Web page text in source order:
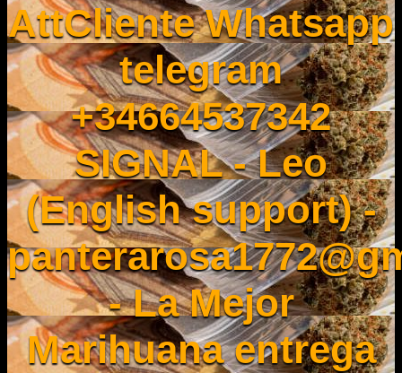
AttCliente Whatsapp
telegram
+34664537342
SIGNAL - Leo
(English support) -
- La Mejor
Marihuana entrega